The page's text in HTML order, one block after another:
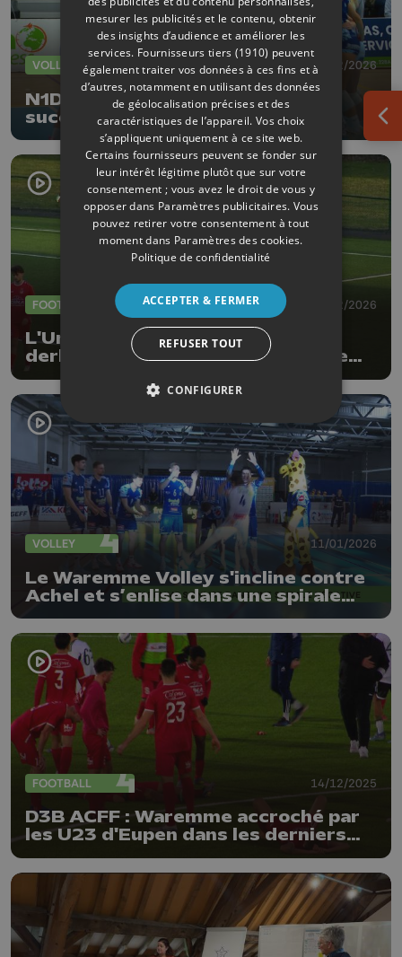
VOLLEY 15/02/2026
N1D : Waremme renoue avec le
succès dans la douleur
FOOTBALL 01/02/2026
L'Union Momalloise remporte le
derby hesbignon sur la pelouse de
VOLLEY 11/01/2026
Le Waremme Volley s'incline contre
Achel et s’enlise dans une spirale
négative
FOOTBALL 14/12/2025
D3B ACFF : Waremme accroché par
les U23 d'Eupen dans les derniers
mesurer les publicités et le contenu, obtenir
des insights d’audience et améliorer les
services. Fournisseurs tiers (1910) peuvent
également traiter vos données à ces fins et à
d’autres, notamment en utilisant des données
de géolocalisation précises et des
caractéristiques de l’appareil. Vos choix
s’appliquent uniquement à ce site web.
Certains fournisseurs peuvent se fonder sur
leur intérêt légitime plutôt que sur votre
consentement ; vous avez le droit de vous y
opposer dans Paramètres publicitaires. Vous
pouvez retirer votre consentement à tout
moment dans Paramètres des cookies.
Politique de confidentialité
ACCEPTER & FERMER
REFUSER TOUT
CONFIGURER